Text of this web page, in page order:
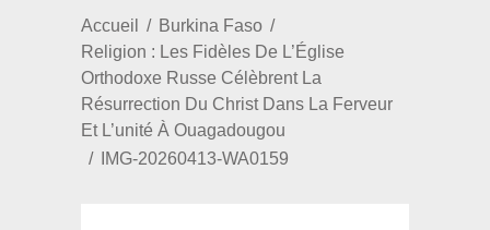
Accueil
Burkina Faso
Religion : Les Fidèles De L’Église
Orthodoxe Russe Célèbrent La
Résurrection Du Christ Dans La Ferveur
Et L’unité À Ouagadougou
IMG-20260413-WA0159